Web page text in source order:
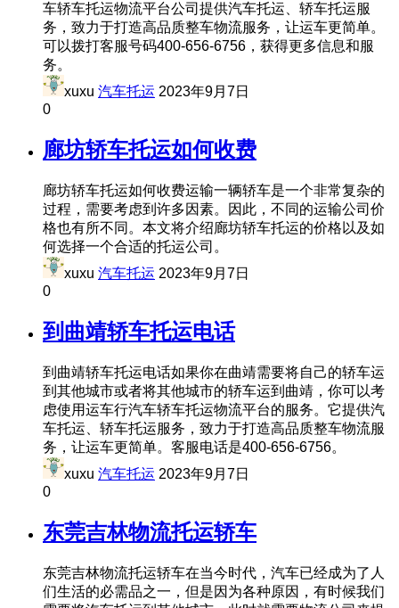
车轿车托运物流平台公司提供汽车托运、轿车托运服
务，致力于打造高品质整车物流服务，让运车更简单。
可以拨打客服号码400-656-6756，获得更多信息和服
务。
xuxu 汽车托运 2023年9月7日
0
廊坊轿车托运如何收费
廊坊轿车托运如何收费运输一辆轿车是一个非常复杂的
过程，需要考虑到许多因素。因此，不同的运输公司价
格也有所不同。本文将介绍廊坊轿车托运的价格以及如
何选择一个合适的托运公司。
xuxu 汽车托运 2023年9月7日
0
到曲靖轿车托运电话
到曲靖轿车托运电话如果你在曲靖需要将自己的轿车运
到其他城市或者将其他城市的轿车运到曲靖，你可以考
虑使用运车行汽车轿车托运物流平台的服务。它提供汽
车托运、轿车托运服务，致力于打造高品质整车物流服
务，让运车更简单。客服电话是400-656-6756。
xuxu 汽车托运 2023年9月7日
0
东莞吉林物流托运轿车
东莞吉林物流托运轿车在当今时代，汽车已经成为了人
们生活的必需品之一，但是因为各种原因，有时候我们